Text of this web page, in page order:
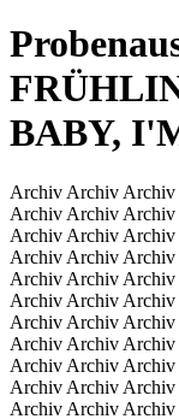
BABY,
Archiv Archiv
Archiv Archiv
Archiv Archiv
Archiv Archiv
Archiv Archiv
Archiv Archiv
Archiv Archiv
Archiv Archiv
Archiv Archiv
Archiv Archiv
Archiv Archiv